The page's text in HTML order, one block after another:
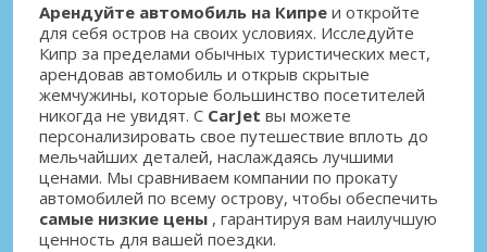
Арендуйте автомобиль на Кипре и откройте
для себя остров на своих условиях. Исследуйте
Кипр за пределами обычных туристических мест,
арендовав автомобиль и открыв скрытые
жемчужины, которые большинство посетителей
никогда не увидят. С CarJet вы можете
персонализировать свое путешествие вплоть до
мельчайших деталей, наслаждаясь лучшими
ценами. Мы сравниваем компании по прокату
автомобилей по всему острову, чтобы обеспечить
самые низкие цены , гарантируя вам наилучшую
ценность для вашей поездки.